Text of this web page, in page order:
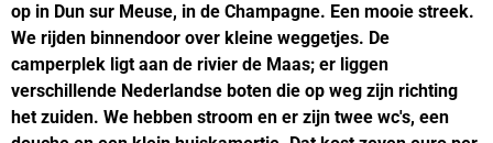
op in Dun sur Meuse, in de Champagne. Een mooie streek.
We rijden binnendoor over kleine weggetjes. De
camperplek ligt aan de rivier de Maas; er liggen
verschillende Nederlandse boten die op weg zijn richting
het zuiden. We hebben stroom en er zijn twee wc's, een